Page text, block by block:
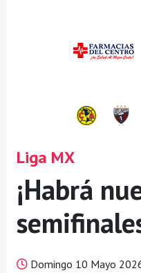
Liga MX
¡Habrá
Domingo 10 Mayo